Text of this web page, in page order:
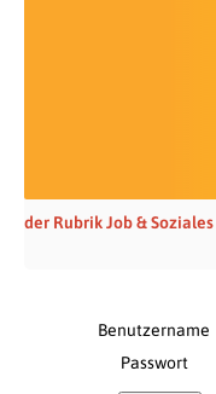
der Rubrik Job & Soziales
Benutzername
Passwort